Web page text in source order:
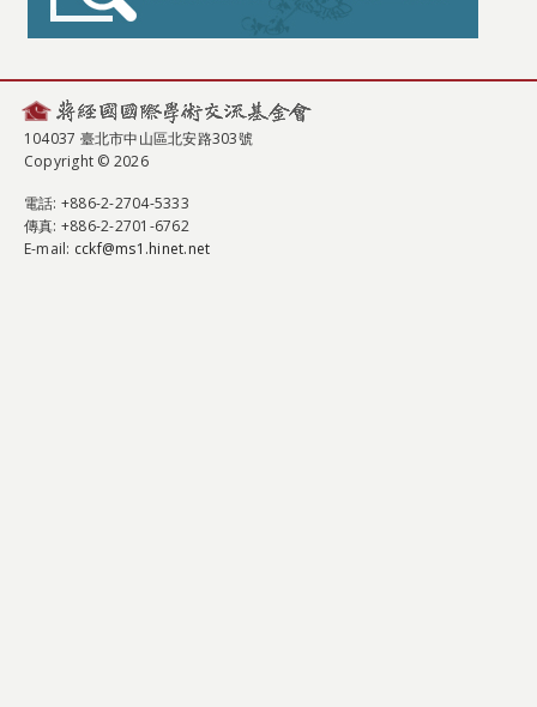
104037 臺北市中山區北安路303號
Copyright © 2026
電話: +886-2-2704-5333
傳真: +886-2-2701-6762
E-mail: cckf@ms1.hinet.net